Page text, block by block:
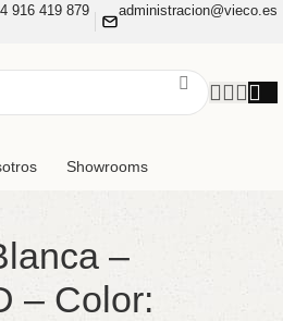
916 419 879 administracion@vieco.es
Showrooms
–
– Color: